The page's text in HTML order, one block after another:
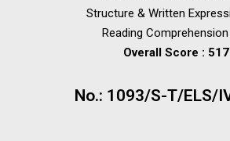
Structure & Written
Reading
Overall Score : 517
No.: 1093/S-T/ELS/